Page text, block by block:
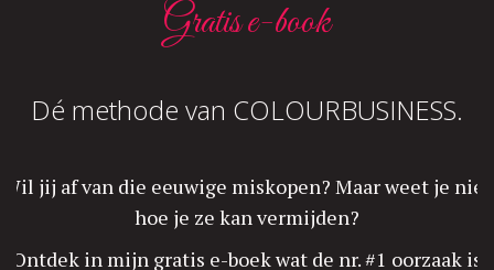
Gratis e-book
Dé methode van COLOURBUSINESS.
Wil jij af van die eeuwige miskopen? Maar weet je niet
hoe je ze kan vermijden?
Ontdek in mijn gratis e-boek wat de nr. #1 oorzaak is